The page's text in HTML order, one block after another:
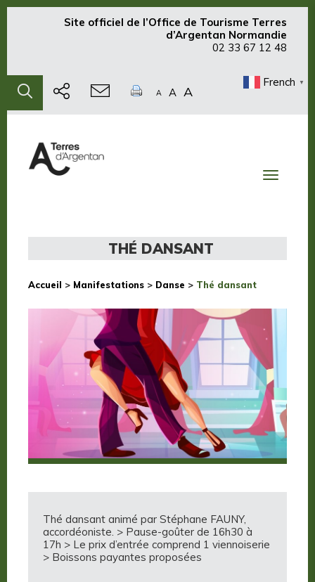
Site officiel de l’Office de Tourisme Terres
d’Argentan Normandie
02 33 67 12 48
A A A
French ▼
Toggle
THÉ DANSANT
Accueil > Manifestations > Danse > Thé dansant
Thé dansant animé par Stéphane FAUNY,
accordéoniste. > Pause-goûter de 16h30 à
17h > Le prix d’entrée comprend 1 viennoiserie
> Boissons payantes proposées